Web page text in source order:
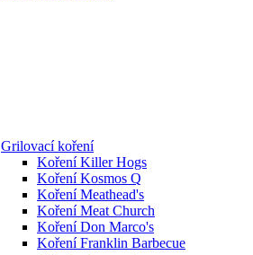
Grilovací koření
Koření Killer Hogs
Koření Kosmos Q
Koření Meathead's
Koření Meat Church
Koření Don Marco's
Koření Franklin Barbecue